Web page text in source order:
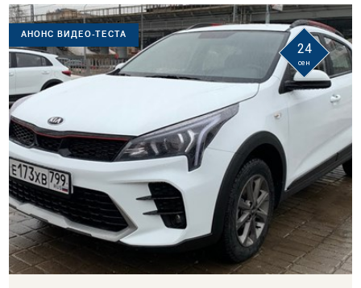
АНОНС ВИДЕО-ТЕСТА
24
сен